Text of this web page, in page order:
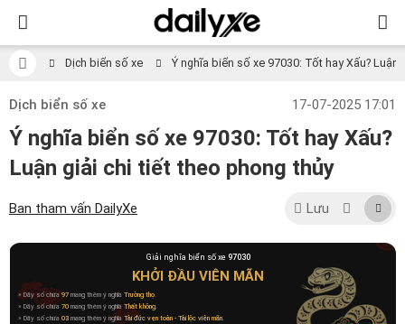
Dịch biển số xe Ý nghĩa biển số xe 97030: Tốt hay Xấu?
Dịch biển số xe 17-07-2025 17:01
Ý nghĩa biển số xe 97030: Tốt hay Xấu?
Luận giải chi tiết theo phong thủy
Ban tham vấn DailyXe Lưu
Giải nghĩa biển số xe 97030
KHỞI ĐẦU VIÊN MÃN
» Dãy số chứa97 mang thêm ý nghĩa Trường thọ.
» Dãy số chứa 70 mang thêm ý nghĩaThất không.
» Dãy số chứa 03 mang thêm ý nghĩaTài đức vẹn toàn - Tài lộc viên mãn.